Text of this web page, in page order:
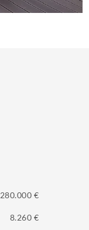
280.000 €
8.260 €